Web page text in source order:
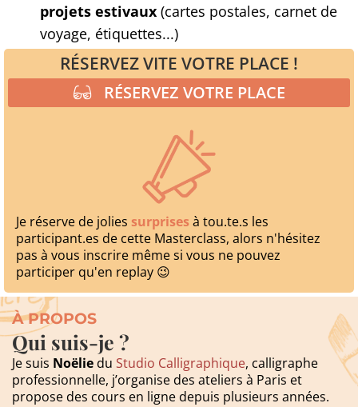
projets estivaux (cartes postales, carnet de
voyage, étiquettes...)
RÉSERVEZ VITE VOTRE PLACE !
RÉSERVEZ VOTRE PLACE
Je réserve de jolies surprisesà tou.te.s les
participant.es de cette Masterclass, alors n'hésitez
pas à vous inscrire même si vous ne pouvez
participer qu'en replay 😉
À PROPOS
Qui suis-je ?
Je suis Noëliedu Studio Calligraphique, calligraphe
professionnelle, j’organise des ateliers à Paris et
propose des cours en ligne depuis plusieurs années.